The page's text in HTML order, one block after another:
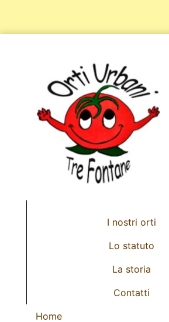
I nostri orti
Lo statuto
La storia
Contatti
Footer Menu
Home